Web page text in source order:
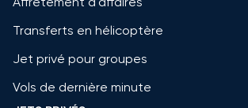
Transferts en hélicoptère
Jet privé pour groupes
Vols de dernière minute